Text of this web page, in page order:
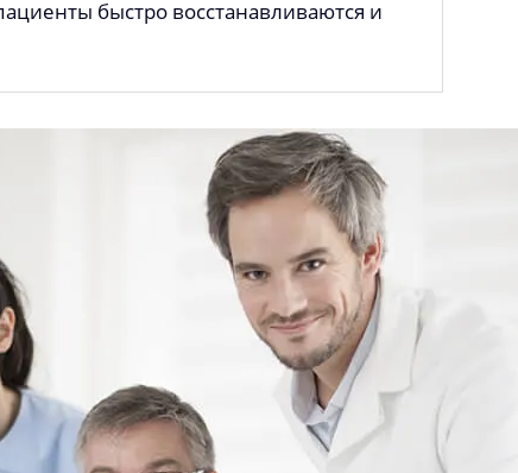
быстро восстанавливаются и